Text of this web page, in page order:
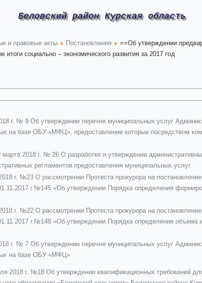
Беловский район Курская область
и правовые акты Постановления
==Об утверждении
социально – экономического развития за 2017 год
№ 9 Об утверждении перечня муниципальных услуг
на базе ОБУ «МФЦ», предоставление которых посредством
2018 г. № 26 О разработке и утверждении
регламентов предоставления муниципальных услуг
г. №23 О рассмотрении Протеста прокурора на
г.№145 «Об утверждении Порядка определения
г. №22 О рассмотрении Протеста прокурора на
г.№148 «Об утверждении Порядка определения объема
№ 7 Об утверждении перечня муниципальных услуг
на базе ОБУ «МФЦ»
г. №18 Об утверждении квалификационных требований